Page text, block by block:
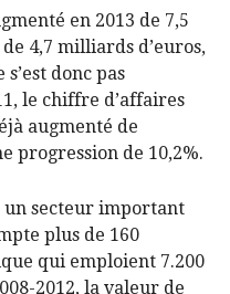
en 2013 de 7,5
4,7 milliards d’euros,
donc pas
le chiffre d’affaires
augmenté de
progression de 10,2%.
secteur important
plus de 160
qui emploient 7.200
2012, la valeur de